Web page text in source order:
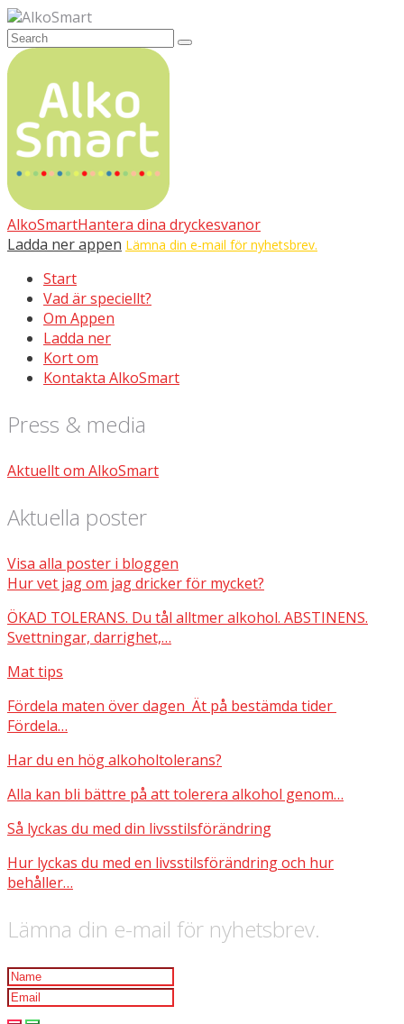
AlkoSmart
AlkoSmartHantera dina dryckesvanor
Ladda ner appen Lämna din e-mail för nyhetsbrev.
Start
Vad är speciellt?
Om Appen
Ladda ner
Kort om
Kontakta AlkoSmart
Press & media
Aktuellt om AlkoSmart
Aktuella poster
Visa alla poster i bloggen
Hur vet jag om jag dricker för mycket?
ÖKAD TOLERANS. Du tål alltmer alkohol. ABSTINENS.
Svettningar, darrighet,…
Mat tips
Fördela maten över dagen Ät på bestämda tider
Fördela…
Har du en hög alkoholtolerans?
Alla kan bli bättre på att tolerera alkohol genom…
Så lyckas du med din livsstilsförändring
Hur lyckas du med en livsstilsförändring och hur
behåller…
Lämna din e-mail för nyhetsbrev.